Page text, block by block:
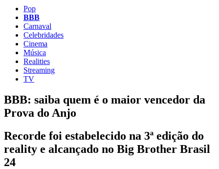
Pop
BBB
Carnaval
Celebridades
Cinema
Música
Realities
Streaming
TV
BBB: saiba quem é o maior vencedor da
Prova do Anjo
Recorde foi estabelecido na 3ª edição do
reality e alcançado no Big Brother Brasil
24